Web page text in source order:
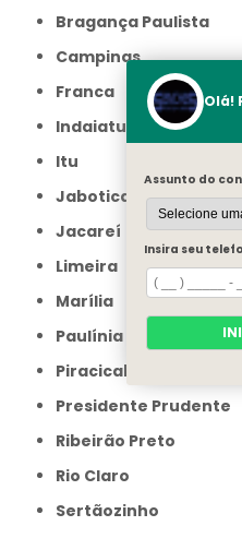
Bragança Paulista
Campinas
Franca
Indaiatuba
Itu
Jaboticabal
Jacareí
Limeira
Marília
Paulínia
Piracicaba
Presidente Prudente
Ribeirão Preto
Rio Claro
Sertãozinho
Olá!
Assunto do
Insira seu